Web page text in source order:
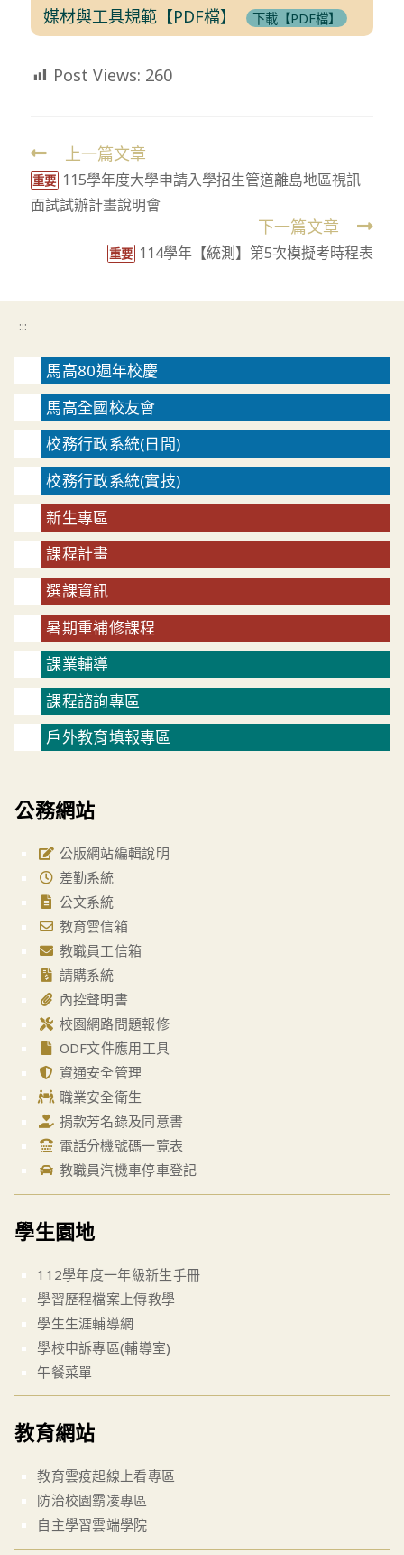
媒材與工具規範【PDF檔】
下載【PDF檔】
Post Views: 260
Read
more
articles
上一篇文章
重要 115學年度大學申請入學招生管道離島地區視訊
面試試辦計畫說明會
下一篇文章
重要 114學年【統測】第5次模擬考時程表
:::
馬高80週年校慶
馬高全國校友會
校務行政系統(日間)
校務行政系統(實技)
新生專區
課程計畫
選課資訊
暑期重補修課程
課業輔導
課程諮詢專區
戶外教育填報專區
公務網站
公版網站編輯說明
差勤系統
公文系統
教育雲信箱
教職員工信箱
請購系統
內控聲明書
校園網路問題報修
ODF文件應用工具
資通安全管理
職業安全衛生
捐款芳名錄及同意書
電話分機號碼一覽表
教職員汽機車停車登記
學生園地
112學年度一年級新生手冊
學習歷程檔案上傳教學
學生生涯輔導網
學校申訴專區(輔導室)
午餐菜單
教育網站
教育雲疫起線上看專區
防治校園霸凌專區
自主學習雲端學院